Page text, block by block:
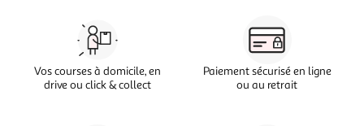
Vos courses à domicile, en
drive ou click & collect
Paiement sécurisé en ligne
ou au retrait